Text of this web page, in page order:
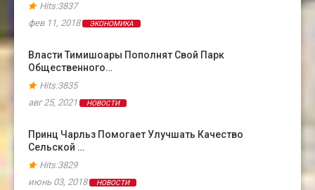
Hits:3837
фев 11, 2018
ЭКОНОМИКА
Власти Тимишоары Пополнят Свой Парк
Общественного…
Hits:3835
авг 25, 2021
НОВОСТИ
Принц Чарльз Помогает Улучшать Качество
Сельской …
Hits:3829
июнь 03, 2018
НОВОСТИ